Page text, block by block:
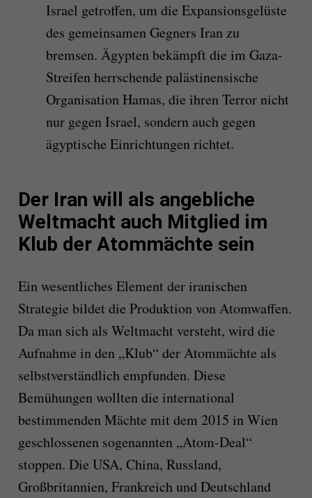
Israel getroffen, um die Expansionsgelüste
des gemeinsamen Gegners Iran zu
bremsen. Ägypten bekämpft die im Gaza-
Streifen herrschende palästinensische
Organisation Hamas, die ihren Terror nicht
nur gegen Israel, sondern auch gegen
ägyptische Einrichtungen richtet.
Der Iran will als angebliche
Weltmacht auch Mitglied im
Klub der Atommächte sein
Ein wesentliches Element der iranischen
Strategie bildet die Produktion von Atomwaffen.
Da man sich als Weltmacht versteht, wird die
Aufnahme in den „Klub“ der Atommächte als
selbstverständlich empfunden. Diese
Bemühungen wollten die international
bestimmenden Mächte mit dem 2015 in Wien
geschlossenen sogenannten „Atom-Deal“
stoppen. Die USA, China, Russland,
Großbritannien, Frankreich und Deutschland